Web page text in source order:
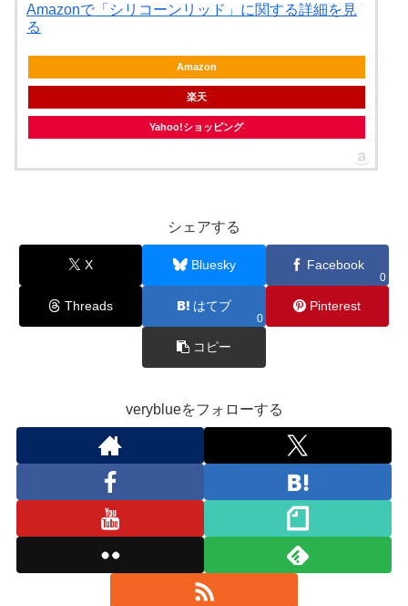
Amazonで「シリコーンリッド」に関する詳細を見
る
Amazon
楽天
Yahoo!ショッピング
シェアする
X Bluesky Facebook
0
Threads はてブ
0
Pinterest
コピー
veryblueをフォローする